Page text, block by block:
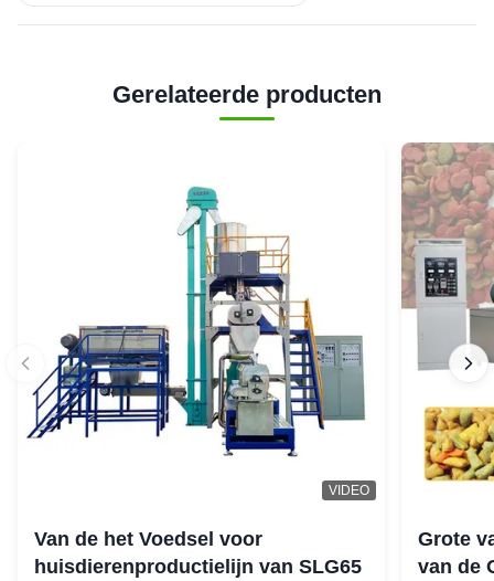
Gerelateerde producten
VIDEO
Van de het Voedsel voor
huisdierenproductielijn van SLG65
Grote
van de